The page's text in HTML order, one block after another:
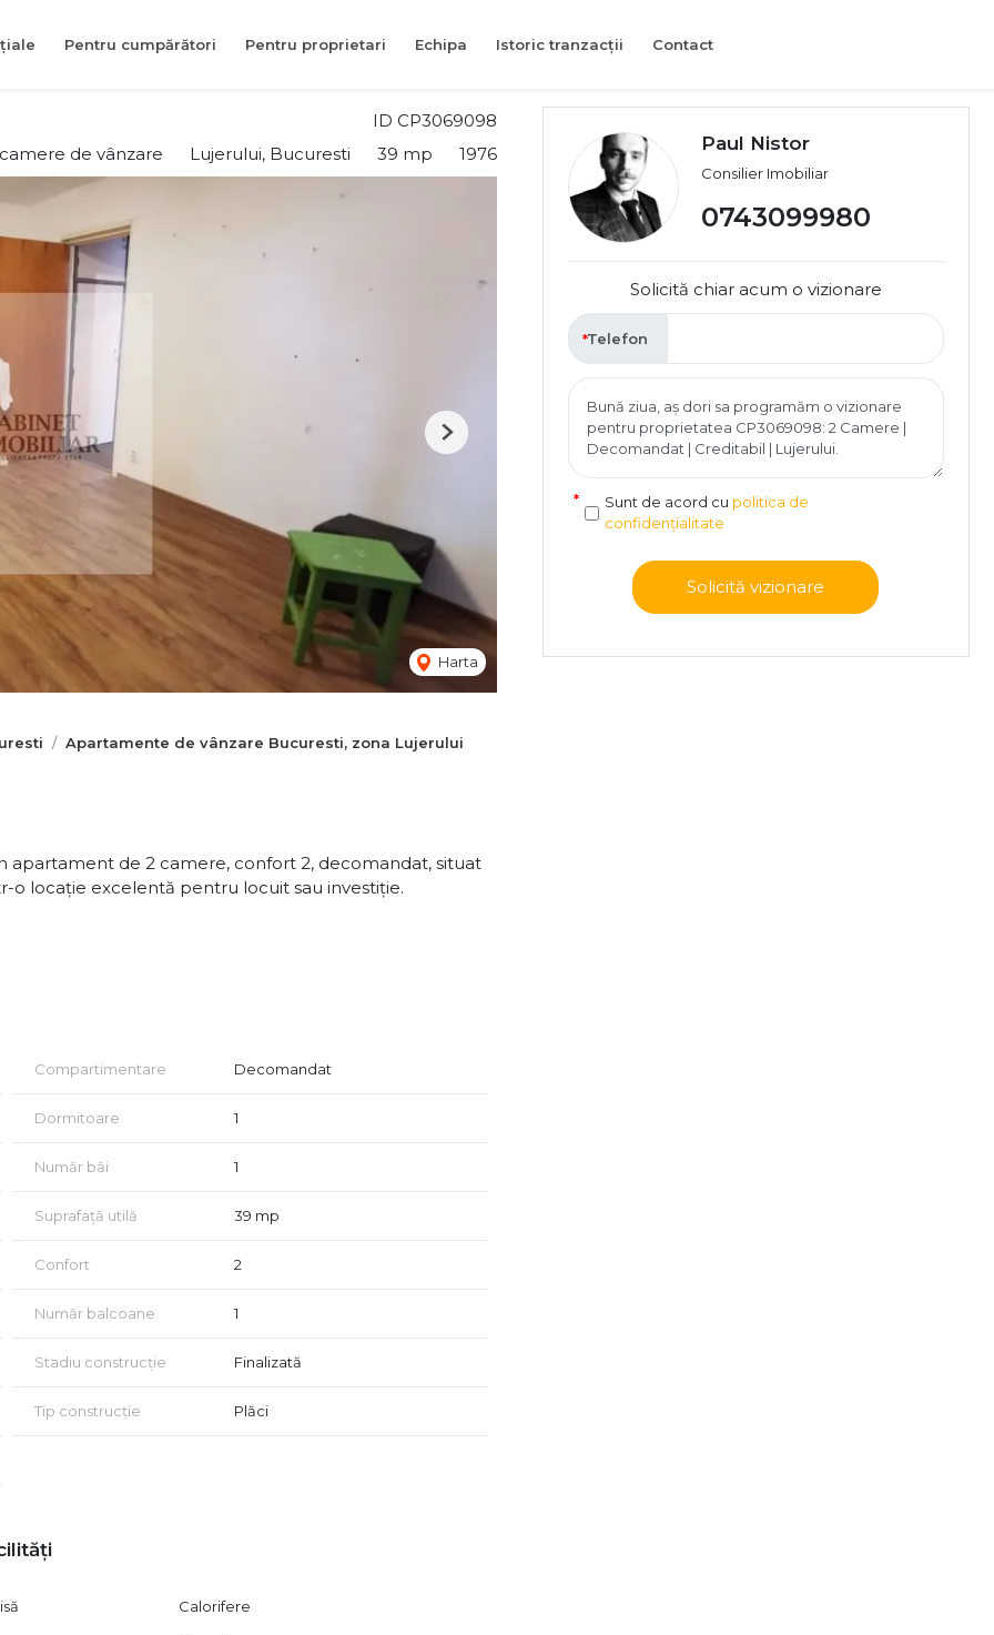
Pentru cumpărători Pentru proprietari Echipa Istoric tranzacții Contact
ID CP3069098
de vânzare Lujerului, Bucuresti 39 mp 1976
Harta
Next
Apartamente de vânzare Bucuresti, zona Lujerului
de 2 camere, confort 2, decomandat, situat
o locație excelentă pentru locuit sau investiție.
și Tehnologie Politehnica București
vizionare, în conformitate cu dispozițiile Codului Civil (art.
Compartimentare Decomandat
Dormitoare 1
Număr băi 1
Suprafață utilă 39 mp
Confort 2
Număr balcoane 1
Stadiu construcție Finalizată
Tip construcție Plăci
Calorifere
Paul Nistor
Consilier Imobiliar
0743099980
Solicită chiar acum o vizionare
Telefon
Sunt de acord cu politica de
confidențialitate
Solicită vizionare